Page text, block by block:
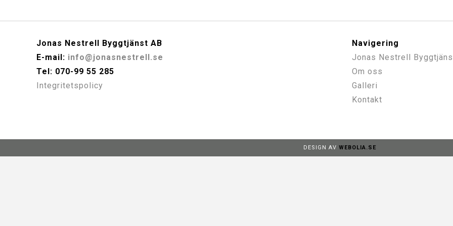
Jonas Nestrell Byggtjänst AB
E-mail: info@jonasnestrell.se
Tel: 070-99 55 285
Integritetspolicy
Navigering
Jonas Nestrell
Om oss
Galleri
Kontakt
DESIGN AV WEBOLIA.SE